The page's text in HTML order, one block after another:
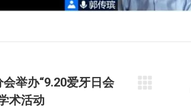
举办“9.20爱牙日会
术活动